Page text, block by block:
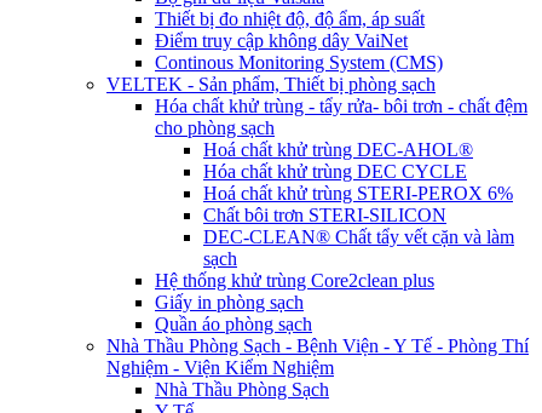
Thiết bị đo nhiệt độ, độ ẩm, áp suất
Điểm truy cập không dây VaiNet
Continous Monitoring System (CMS)
VELTEK - Sản phẩm, Thiết bị phòng sạch
Hóa chất khử trùng - tẩy rửa- bôi trơn - chất đệm
cho phòng sạch
Hoá chất khử trùng DEC-AHOL®
Hóa chất khử trùng DEC CYCLE
Hoá chất khử trùng STERI-PEROX 6%
Chất bôi trơn STERI-SILICON
DEC-CLEAN® Chất tẩy vết cặn và làm
sạch
Hệ thống khử trùng Core2clean plus
Giấy in phòng sạch
Quần áo phòng sạch
Nhà Thầu Phòng Sạch - Bệnh Viện - Y Tế - Phòng Thí
Nghiệm - Viện Kiểm Nghiệm
Nhà Thầu Phòng Sạch